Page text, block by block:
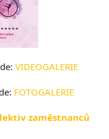
VIDEOGALERIE
FOTOGALERIE
zaměstnanců